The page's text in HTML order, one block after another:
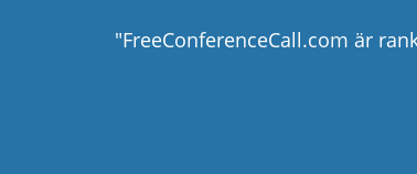
"FreeConferenceCall.com är